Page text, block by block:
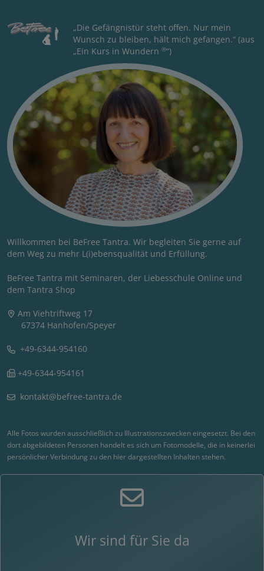
„Die Gefängnistür steht offen. Nur mein
Wunsch zu bleiben, hält mich gefangen.“ (aus
„Ein Kurs in Wundern ®“)
Willkommen bei BeFree Tantra. Wir begleiten Sie gerne auf
dem Weg zu mehr L(i)ebensqualität und Erfüllung.
BeFree Tantra mit Seminaren, der Liebesschule Online und
dem Tantra Shop
Am Viehtriftweg 17
67374 Hanhofen/Speyer
+49-6344-954160
+49-6344-954161
kontakt@befree-tantra.de
Alle Fotos wurden ausschließlich zu Illustrationszwecken eingesetzt. Bei den
dort abgebildeten Personen handelt es sich um Fotomodelle, die in keinerlei
persönlicher Verbindung zu den hier dargestellten Inhalten stehen.
Wir sind für Sie da